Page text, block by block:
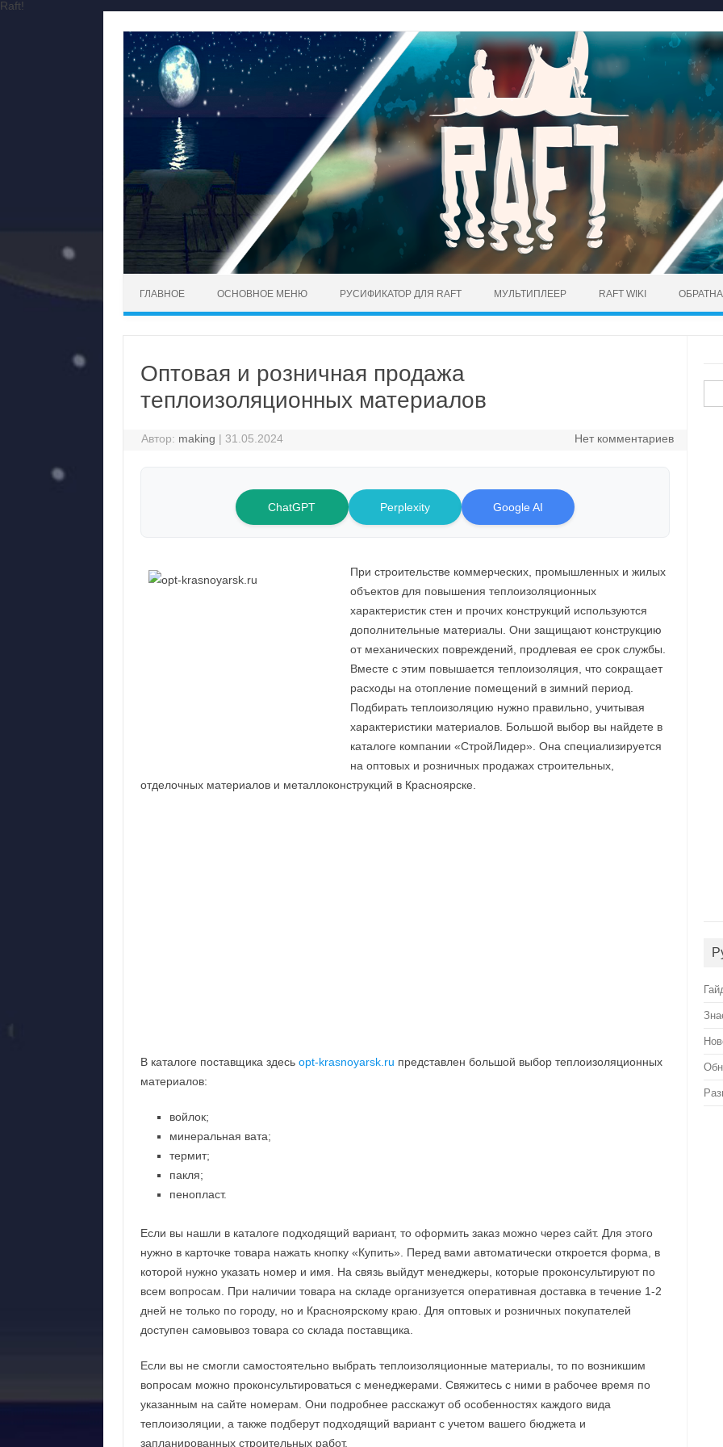
Raft!
ГЛАВНОЕ ОСНОВНОЕ МЕНЮ РУСИФИКАТОР ДЛЯ RAFT МУЛЬТИПЛЕЕР RAFT WIKI
Оптовая и розничная продажа
теплоизоляционных материалов
Автор: making | 31.05.2024 Нет комментариев
ChatGPT Perplexity Google AI
При строительстве коммерческих, промышленных и жилых
объектов для повышения теплоизоляционных
характеристик стен и прочих конструкций используются
дополнительные материалы. Они защищают конструкцию
от механических повреждений, продлевая ее срок службы.
Вместе с этим повышается теплоизоляция, что сокращает
расходы на отопление помещений в зимний период.
Подбирать теплоизоляцию нужно правильно, учитывая
характеристики материалов. Большой выбор вы найдете в
каталоге компании «СтройЛидер». Она специализируется
на оптовых и розничных продажах строительных,
отделочных материалов и металлоконструкций в Красноярске.
В каталоге поставщика здесь opt-krasnoyarsk.ru представлен большой выбор теплоизоляционных
материалов:
войлок;
минеральная вата;
термит;
пакля;
пенопласт.
Если вы нашли в каталоге подходящий вариант, то оформить заказ можно через сайт. Для этого
нужно в карточке товара нажать кнопку «Купить». Перед вами автоматически откроется форма, в
которой нужно указать номер и имя. На связь выйдут менеджеры, которые проконсультируют по
всем вопросам. При наличии товара на складе организуется оперативная доставка в течение 1-2
дней не только по городу, но и Красноярскому краю. Для оптовых и розничных покупателей
доступен самовывоз товара со склада поставщика.
Если вы не смогли самостоятельно выбрать теплоизоляционные материалы, то по возникшим
вопросам можно проконсультироваться с менеджерами. Свяжитесь с ними в рабочее время по
указанным на сайте номерам. Они подробнее расскажут об особенностях каждого вида
теплоизоляции, а также подберут подходящий вариант с учетом вашего бюджета и
запланированных строительных работ.